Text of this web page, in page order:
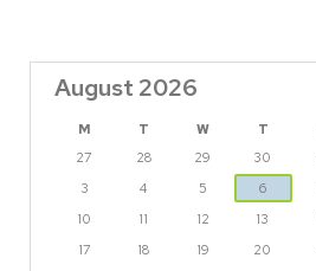
August 2026
M T W T
27
28 29 30
3
4 5 6
10
11 12 13
17
18 19 20